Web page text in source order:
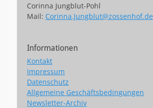
Corinna Jungblut-Pohl
Mail: Corinna.Jungblut@zossenhof.de
Informationen
Kontakt
Impressum
Datenschutz
Allgemeine Geschäftsbedingungen
Newsletter-Archiv